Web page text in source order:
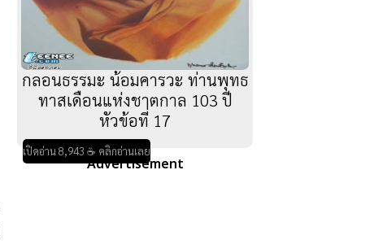
กลอนธรรมะ น้อมคารวะ ท่านพุทธ
ทาสเดือนแห่งชาตกาล 103 ปี
หัวข้อที่ 17
เปิดอ่าน 8,943 ☕ คลิกอ่านเลย
Advertisement